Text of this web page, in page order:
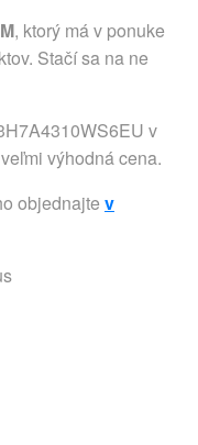
, ktorý má v ponuke
Stačí sa na ne
v
výhodná cena.
objednajte v